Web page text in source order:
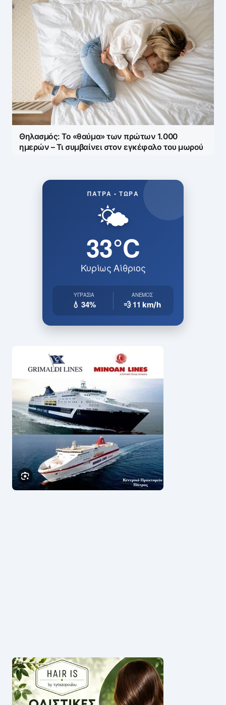
Θηλασμός: Το «θαύμα» των πρώτων 1.000
ημερών – Τι συμβαίνει στον εγκέφαλο του μωρού
ΠΆΤΡΑ • ΤΏΡΑ
🌤️
33°C
Κυρίως Αίθριος
ΥΓΡΑΣΊΑ
💧 34%
ΆΝΕΜΟΣ
💨 11km/h